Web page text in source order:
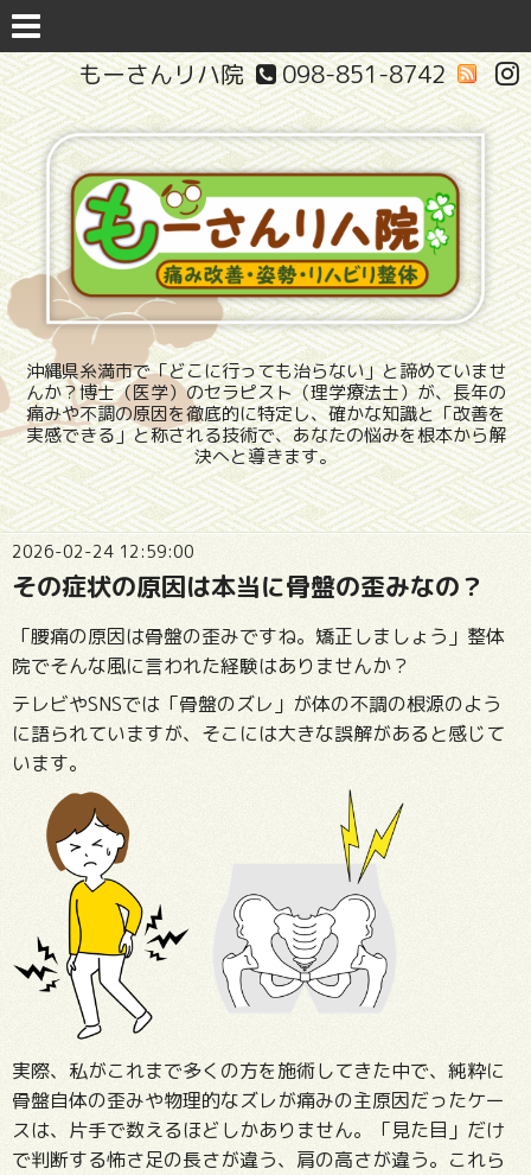
098-851-8742
もーさんリハ院
沖縄県糸満市で「どこに行っても治らない」と諦めていませ
んか？博士（医学）のセラピスト（理学療法士）が、長年の
痛みや不調の原因を徹底的に特定し、確かな知識と「改善を
実感できる」と称される技術で、あなたの悩みを根本から解
決へと導きます。
2026-02-24 12:59:00
その症状の原因は本当に骨盤の歪みなの？
「腰痛の原因は骨盤の歪みですね。矯正しましょう」整体
院でそんな風に言われた経験はありませんか？
テレビやSNSでは「骨盤のズレ」が体の不調の根源のよう
に語られていますが、そこには大きな誤解があると感じて
います。
実際、私がこれまで多くの方を施術してきた中で、純粋に
骨盤自体の歪みや物理的なズレが痛みの主原因だったケー
スは、片手で数えるほどしかありません。「見た目」だけ
で判断する怖さ足の長さが違う、肩の高さが違う。これら